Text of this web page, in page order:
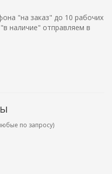
"на заказ" до 10 рабочих
наличие" отправляем в
по запросу)